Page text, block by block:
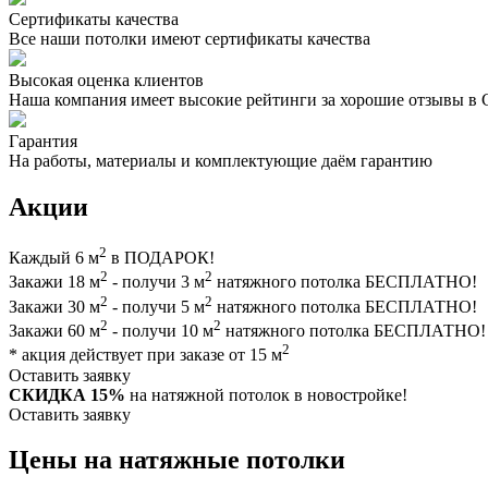
Сертификаты качества
Все наши потолки имеют сертификаты качества
Высокая оценка клиентов
Наша компания имеет высокие рейтинги за хорошие отзывы в
Гарантия
На работы, материалы и комплектующие даём гарантию
Акции
Каждый 6 м2 в ПОДАРОК!
Закажи 18 м2 - получи 3 м2 натяжного потолка БЕСПЛАТНО!
Закажи 30 м2 - получи 5 м2 натяжного потолка БЕСПЛАТНО!
Закажи 60 м2 - получи 10 м2 натяжного потолка БЕСПЛАТНО!
* акция действует при заказе от 15 м2
Оставить заявку
СКИДКА 15% на натяжной потолок в новостройке!
Оставить заявку
Цены на натяжные потолки